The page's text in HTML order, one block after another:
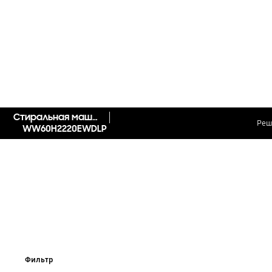
Стиральная машина WW4000J с EcoBubble, 6 кг
WW60H2220EWDLP
Фильтр